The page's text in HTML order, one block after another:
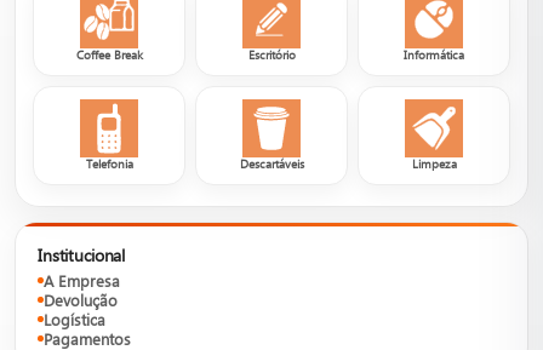
Coffee Break Escritório Informática
Telefonia Descartáveis Limpeza
Institucional
A Empresa
Devolução
Logística
Pagamentos